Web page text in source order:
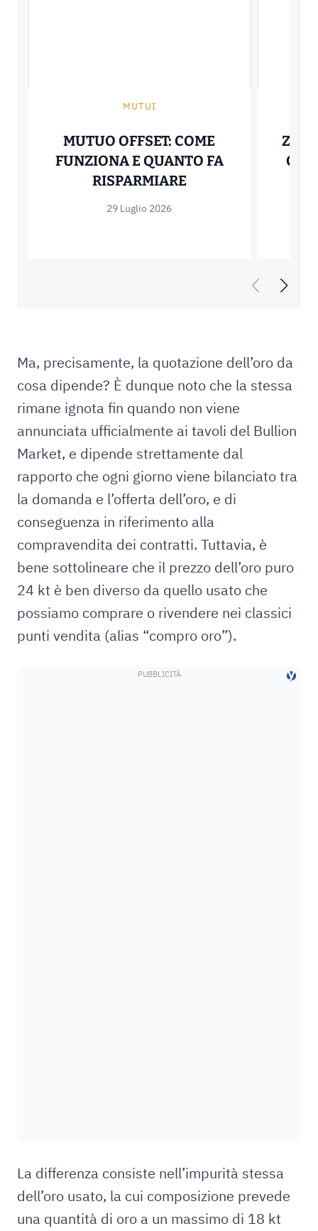
MUTUI
MUTUO OFFSET: COME
FUNZIONA E QUANTO FA
RISPARMIAREMUTUO OFFSET:
29 Luglio 2026
Ma, precisamente, la quotazione dell’oro da
cosa dipende? È dunque noto che la stessa
rimane ignota fin quando non viene
annunciata ufficialmente ai tavoli del Bullion
Market, e dipende strettamente dal
rapporto che ogni giorno viene bilanciato tra
la domanda e l’offerta dell’oro, e di
conseguenza in riferimento alla
compravendita dei contratti. Tuttavia, è
bene sottolineare che il prezzo dell’oro puro
24 kt è ben diverso da quello usato che
possiamo comprare o rivendere nei classici
punti vendita (alias “compro oro”).
La differenza consiste nell’impurità stessa
dell’oro usato, la cui composizione prevede
una quantità di oro a un massimo di 18 kt